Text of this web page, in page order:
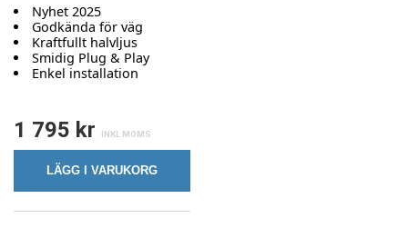
Nyhet 2025
Godkända för väg
Kraftfullt halvljus
Smidig Plug & Play
Enkel installation
1 795 kr
LÄGG I VARUKORG